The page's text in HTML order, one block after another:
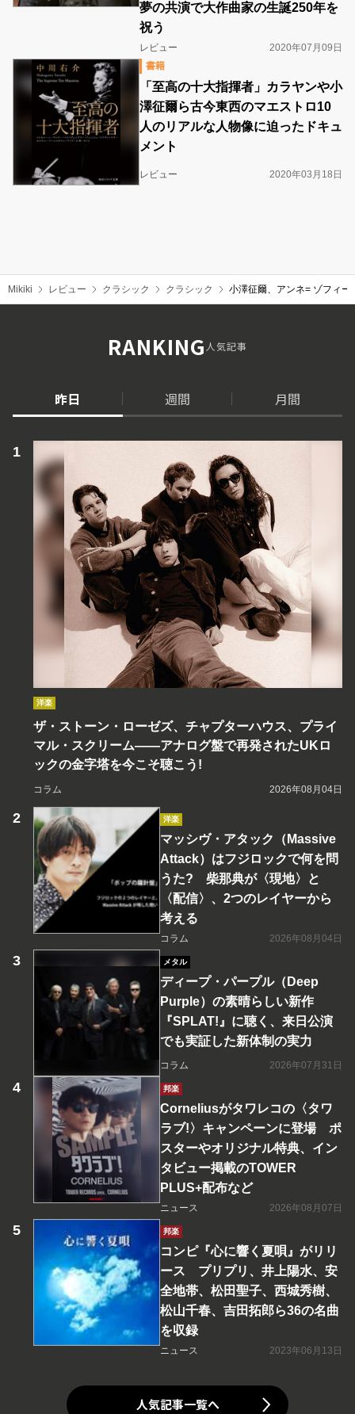
夢の共演で大作曲家の生誕250年を
祝う
レビュー
2020年07月09日
書籍
「至高の十大指揮者」カラヤンや小
澤征爾ら古今東西のマエストロ10
人のリアルな人物像に迫ったドキュ
メント
レビュー 2020年03月18日
Mikiki レビュー クラシック クラシック 小澤征爾、アンネ= ゾフィ
RANKING人気記事
昨日 週間 月間
洋楽
ザ・ストーン・ローゼズ、チャプターハウス、プライ
マル・スクリーム――アナログ盤で再発されたUKロ
ックの金字塔を今こそ聴こう!
コラム 2026年08月04日
洋楽
マッシヴ・アタック（Massive
Attack）はフジロックで何を問
うた? 柴那典が〈現地〉と
〈配信〉、2つのレイヤーから
考える
コラム 2026年08月04日
メタル
ディープ・パープル（Deep
Purple）の素晴らしい新作
『SPLAT!』に聴く、来日公演
でも実証した新体制の実力
コラム 2026年07月31日
邦楽
Corneliusがタワレコの〈タワ
ラブ!〉キャンペーンに登場 ポ
スターやオリジナル特典、イン
タビュー掲載のTOWER
PLUS+配布など
ニュース 2026年08月07日
邦楽
コンピ『心に響く夏唄』がリリ
ース プリプリ、井上陽水、安
全地帯、松田聖子、西城秀樹、
松山千春、吉田拓郎ら36の名曲
を収録
ニュース 2023年06月13日
人気記事一覧へ